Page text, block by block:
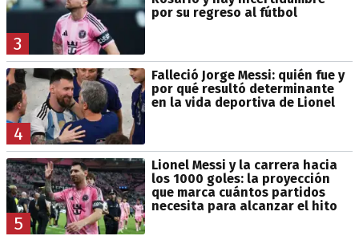
3
por su regreso al fútbol
4
Falleció Jorge Messi: quién fue y
por qué resultó determinante
en la vida deportiva de Lionel
5
Lionel Messi y la carrera hacia
los 1000 goles: la proyección
que marca cuántos partidos
necesita para alcanzar el hito